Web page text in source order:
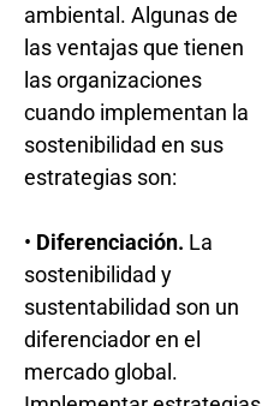
ambiental. Algunas de
las ventajas que tienen
las organizaciones
cuando implementan la
sostenibilidad en sus
estrategias son:
• Diferenciación. La
sostenibilidad y
sustentabilidad son un
diferenciador en el
mercado global.